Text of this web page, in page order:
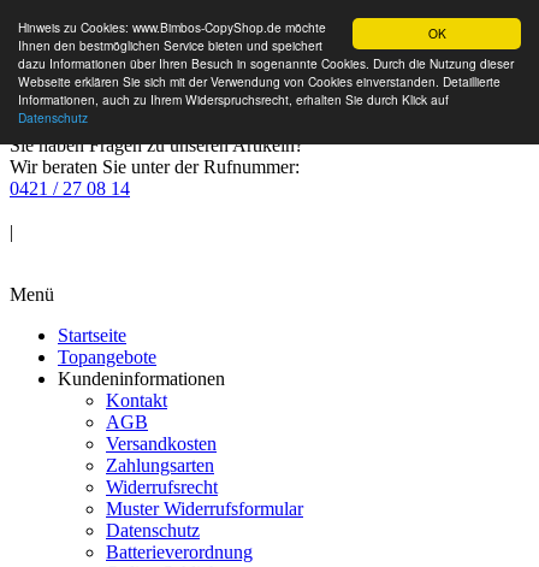
OK
Hinweis zu Cookies: www.Bimbos-CopyShop.de möchte
Ihnen den bestmöglichen Service bieten und speichert
dazu Informationen über Ihren Besuch in sogenannte Cookies. Durch die Nutzung dieser
Webseite erklären Sie sich mit der Verwendung von Cookies einverstanden. Detaillierte
Informationen, auch zu Ihrem Widerspruchsrecht, erhalten Sie durch Klick auf
Datenschutz
Sie haben Fragen zu unseren Artikeln?
Wir beraten Sie unter der Rufnummer:
0421 / 27 08 14
|
Menü
Startseite
Topangebote
Kundeninformationen
Kontakt
AGB
Versandkosten
Zahlungsarten
Widerrufsrecht
Muster Widerrufsformular
Datenschutz
Batterieverordnung